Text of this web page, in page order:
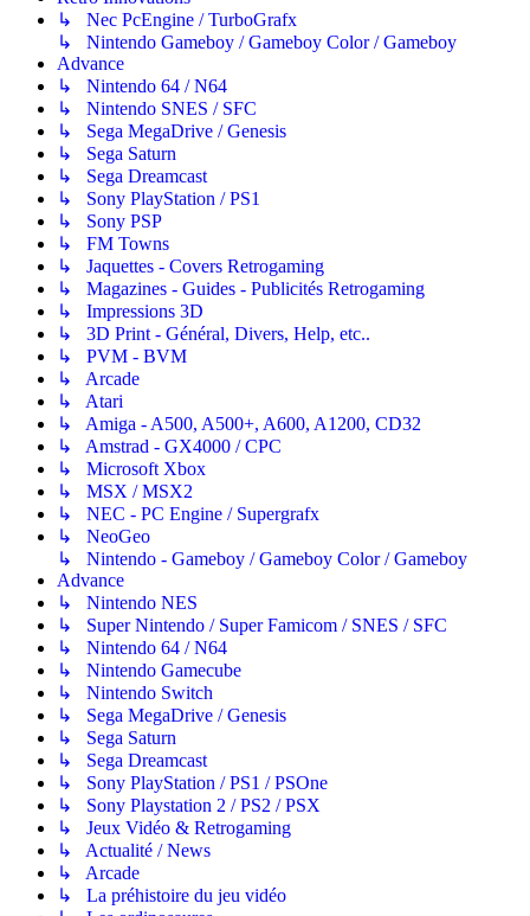
↳ Nec PcEngine / TurboGrafx
↳ Nintendo Gameboy / Gameboy Color / Gameboy
Advance
↳ Nintendo 64 / N64
↳ Nintendo SNES / SFC
↳ Sega MegaDrive / Genesis
↳ Sega Saturn
↳ Sega Dreamcast
↳ Sony PlayStation / PS1
↳ Sony PSP
↳ FM Towns
↳ Jaquettes - Covers Retrogaming
↳ Magazines - Guides - Publicités Retrogaming
↳ Impressions 3D
↳ 3D Print - Général, Divers, Help, etc..
↳ PVM - BVM
↳ Arcade
↳ Atari
↳ Amiga - A500, A500+, A600, A1200, CD32
↳ Amstrad - GX4000 / CPC
↳ Microsoft Xbox
↳ MSX / MSX2
↳ NEC - PC Engine / Supergrafx
↳ NeoGeo
↳ Nintendo - Gameboy / Gameboy Color / Gameboy
Advance
↳ Nintendo NES
↳ Super Nintendo / Super Famicom / SNES / SFC
↳ Nintendo 64 / N64
↳ Nintendo Gamecube
↳ Nintendo Switch
↳ Sega MegaDrive / Genesis
↳ Sega Saturn
↳ Sega Dreamcast
↳ Sony PlayStation / PS1 / PSOne
↳ Sony Playstation 2 / PS2 / PSX
↳ Jeux Vidéo & Retrogaming
↳ Actualité / News
↳ Arcade
↳ La préhistoire du jeu vidéo